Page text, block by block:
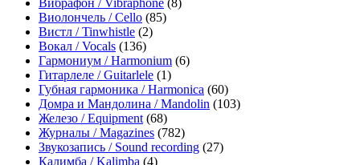
Вибрафон / Vibraphone (8)
Виолончель / Cello (85)
Вистл / Tinwhistle (2)
Вокал / Vocals (136)
Гармониум / Harmonium (6)
Гитарлеле / Guitarlele (1)
Губная гармоника / Harmonica (60)
Домра и Мандолина / Mandolin (103)
Железо / Equipment (68)
Журналы / Magazines (782)
Звукозапись / Sound recording (27)
Калимба / Kalimba (4)